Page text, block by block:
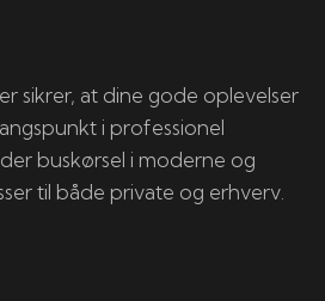
sikrer, at dine gode oplevelser
i professionel
buskørsel i moderne og
til både private og erhverv.